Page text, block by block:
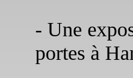
- Une
portes à